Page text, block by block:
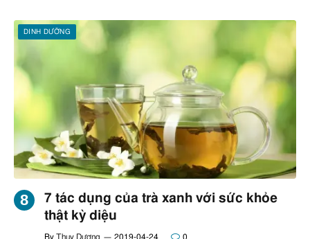
DINH DƯỠNG
7 tác dụng của trà xanh với sức khỏe
thật kỳ diệu
By Thụy Dương 2019-04-24 0